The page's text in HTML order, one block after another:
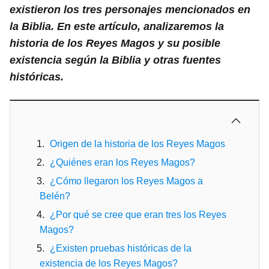
existieron los tres personajes mencionados en
la Biblia. En este artículo, analizaremos la
historia de los Reyes Magos y su posible
existencia según la Biblia y otras fuentes
históricas.
Origen de la historia de los Reyes Magos
¿Quiénes eran los Reyes Magos?
¿Cómo llegaron los Reyes Magos a
Belén?
¿Por qué se cree que eran tres los Reyes
Magos?
¿Existen pruebas históricas de la
existencia de los Reyes Magos?